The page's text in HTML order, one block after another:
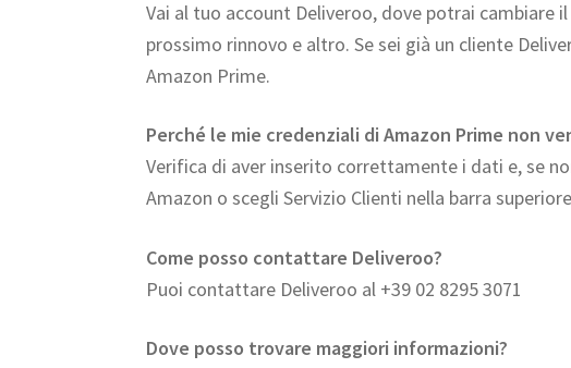
Vai al tuo account Deliveroo, dove potrai
prossimo rinnovo e altro. Se sei già un cliente
Amazon Prime.
Perché le mie credenziali di Amazon Prime non
Verifica di aver inserito correttamente i dati e, se
Amazon o scegli Servizio Clienti nella barra
Come posso contattare Deliveroo?
Puoi contattare Deliveroo al +39 02 8295 3071
Dove posso trovare maggiori informazioni?